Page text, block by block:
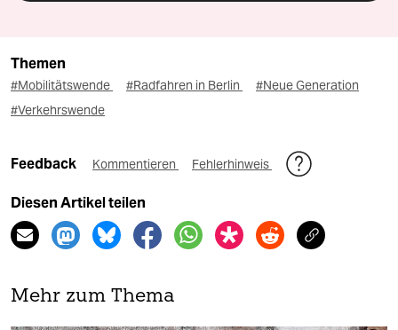
Themen
#Mobilitätswende #Radfahren in Berlin
#Neue Generation
#Verkehrswende
Feedback Kommentieren Fehlerhinweis
Diesen Artikel teilen
Mehr zum Thema